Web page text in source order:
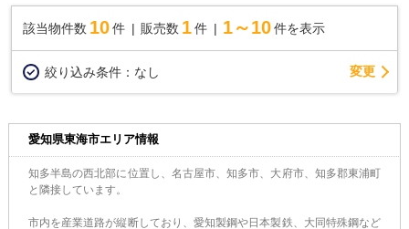
該当物件数 10件 販売数 1 件 1～10 件を表示
絞り込み条件： なし 変更
愛知県東海市エリア情報
知多半島の西北部に位置し、名古屋市、知多市、大府市、知多郡東浦町
と隣接しています。
市内を産業道路が縦断しており、愛知製鋼や日本製鉄、大同特殊鋼など